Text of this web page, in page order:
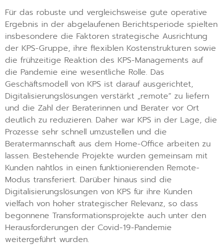
Für das robuste und vergleichsweise gute operative
Ergebnis in der abgelaufenen Berichtsperiode spielten
insbesondere die Faktoren strategische Ausrichtung
der KPS-Gruppe, ihre flexiblen Kostenstrukturen sowie
die frühzeitige Reaktion des KPS-Managements auf
die Pandemie eine wesentliche Rolle. Das
Geschäftsmodell von KPS ist darauf ausgerichtet,
Digitalisierungslösungen verstärkt „remote” zu liefern
und die Zahl der Beraterinnen und Berater vor Ort
deutlich zu reduzieren. Daher war KPS in der Lage, die
Prozesse sehr schnell umzustellen und die
Beratermannschaft aus dem Home-Office arbeiten zu
lassen. Bestehende Projekte wurden gemeinsam mit
Kunden nahtlos in einen funktionierenden Remote-
Modus transferiert. Darüber hinaus sind die
Digitalisierungslösungen von KPS für ihre Kunden
vielfach von hoher strategischer Relevanz, so dass
begonnene Transformationsprojekte auch unter den
Herausforderungen der Covid-19-Pandemie
weitergeführt wurden.